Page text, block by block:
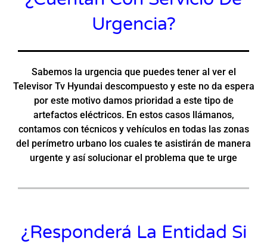
Urgencia?
Sabemos la urgencia que puedes tener al ver el
Televisor Tv Hyundai descompuesto y este no da espera
por este motivo damos prioridad a este tipo de
artefactos eléctricos. En estos casos llámanos,
contamos con técnicos y vehículos en todas las zonas
del perímetro urbano los cuales te asistirán de manera
urgente y así solucionar el problema que te urge
¿Responderá La Entidad Si